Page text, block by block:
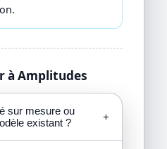
à Amplitudes
sur mesure ou
existant ?
+